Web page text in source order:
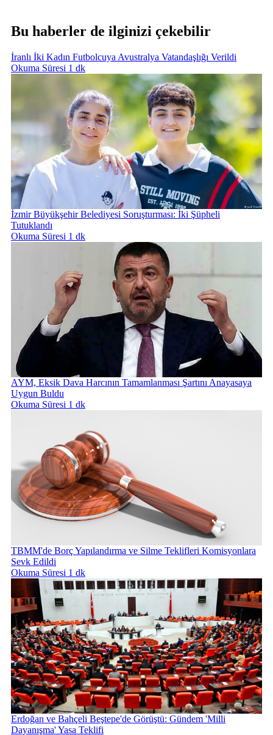
Bu haberler de ilginizi çekebilir
İranlı İki Kadın Futbolcuya Avustralya Vatandaşlığı Verildi
Okuma Süresi 1 dk
İzmir Büyükşehir Belediyesi Soruşturması: İki Şüpheli
Tutuklandı
Okuma Süresi 1 dk
AYM, Eksik Dava Harcının Tamamlanması Şartını Anayasaya
Uygun Buldu
Okuma Süresi 1 dk
TBMM'de Borç Yapılandırma ve Silme Teklifleri Komisyonlara
Sevk Edildi
Okuma Süresi 1 dk
Erdoğan ve Bahçeli Beştepe'de Görüştü: Gündem 'Milli
Dayanışma' Yasa Teklifi